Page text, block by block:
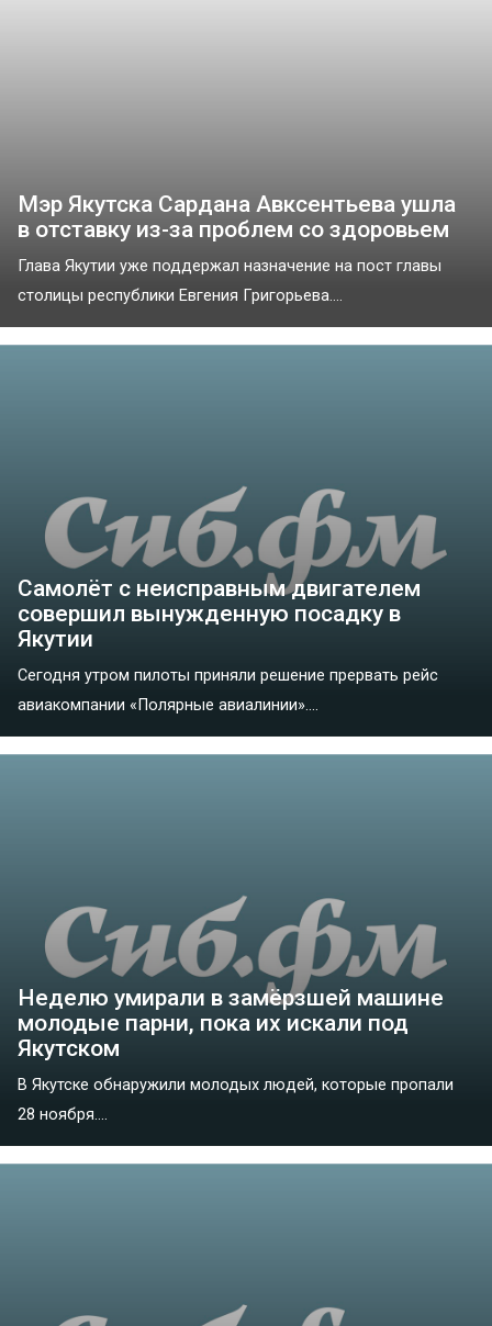
Мэр Якутска Сардана Авксентьева ушла
в отставку из-за проблем со здоровьем
Глава Якутии уже поддержал назначение на пост главы
столицы республики Евгения Григорьева....
Самолёт с неисправным двигателем
совершил вынужденную посадку в
Якутии
Сегодня утром пилоты приняли решение прервать рейс
авиакомпании «Полярные авиалинии»....
Неделю умирали в замёрзшей машине
молодые парни, пока их искали под
Якутском
В Якутске обнаружили молодых людей, которые пропали
28 ноября....